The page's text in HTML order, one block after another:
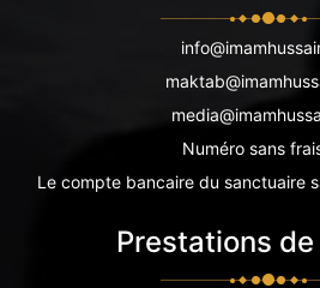
Numéro sans
Le compte bancaire du sanctuaire
Prestations